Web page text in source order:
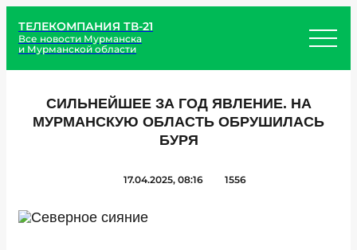
ТЕЛЕКОМПАНИЯ ТВ-21
Все новости Мурманска
и Мурманской области
СИЛЬНЕЙШЕЕ ЗА ГОД ЯВЛЕНИЕ. НА
МУРМАНСКУЮ ОБЛАСТЬ ОБРУШИЛАСЬ
БУРЯ
17.04.2025, 08:16 1556